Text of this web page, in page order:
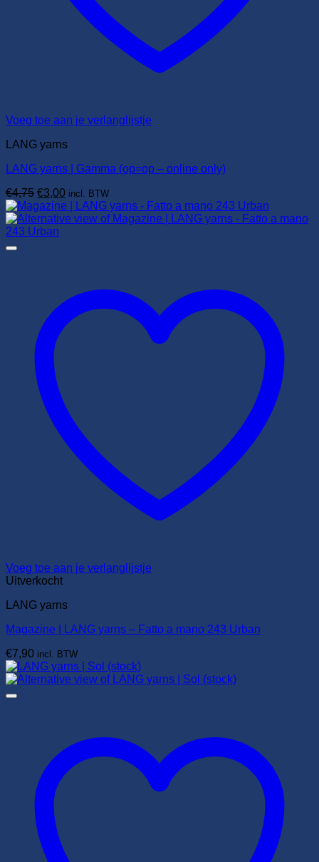
Voeg toe aan je verlanglijstje
LANG yarns
LANG yarns | Gamma (op=op – online only)
€4,75 Oorspronkelijke
prijs
was:
€4,75.
€3,00Huidige
prijs
is:
incl. BTW
Voeg toe aan je verlanglijstje
Uitverkocht
LANG yarns
Magazine | LANG yarns – Fatto a mano 243 Urban
€7,90 incl. BTW